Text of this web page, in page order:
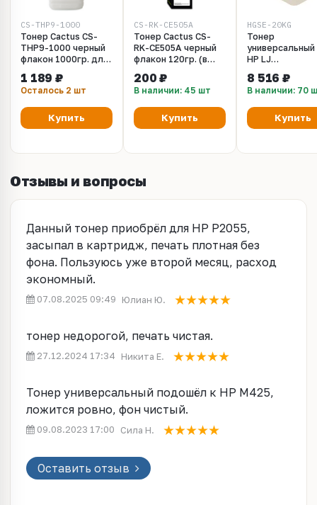
CS-THP9-1000
Тонер Cactus CS-
THP9-1000 черный
флакон 1000гр. для
P4015, P3015, M525,
M601, M604, M402,
P2055, M401
1 189 ₽
Осталось 2 шт
Купить
CS-RK-CE505A
Тонер Cactus CS-
RK-CE505A черный
флакон 120гр. (в
принтера HP LJ
P2055, P2035, 400,
M401, M425
200 ₽
В наличии: 45 шт
Купить
HGSE-20KG
Тонер
HP LJ
HGSE, 20кг,
8 516 ₽
В наличии: 70
Купить
Отзывы и вопросы
Данный тонер приобрёл для HP P2055,
засыпал в картридж, печать плотная без
фона. Пользуюсь уже второй месяц, расход
экономный.
07.08.2025 09:49 Юлиан Ю.
тонер недорогой, печать чистая.
27.12.2024 17:34 Никита Е.
Тонер универсальный подошёл к HP M425,
ложится ровно, фон чистый.
09.08.2023 17:00 Сила Н.
Оставить отзыв